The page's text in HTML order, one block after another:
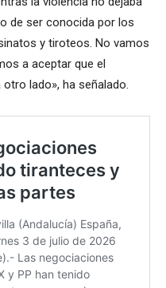
de ser conocida por los
y tiroteos. No vamos
a aceptar que el
lado», ha señalado.